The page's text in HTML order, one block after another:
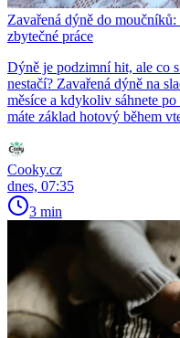
Zavařená dýně do
zbytečné práce
Dýně je podzimní hit, ale co
nestačí? Zavařená dýně na
měsíce a kdykoliv sáhnete
máte základ hotový během
Cooky.cz
dnes, 07:35
3 min